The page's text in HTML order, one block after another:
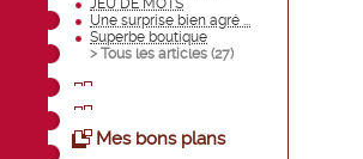
JEU DE MOTS
Une surprise bien agré ...
Superbe boutique
> Tous les articles (27)
Mes bons plans